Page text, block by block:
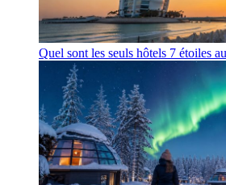
Quel sont les seuls hôtels 7 étoiles